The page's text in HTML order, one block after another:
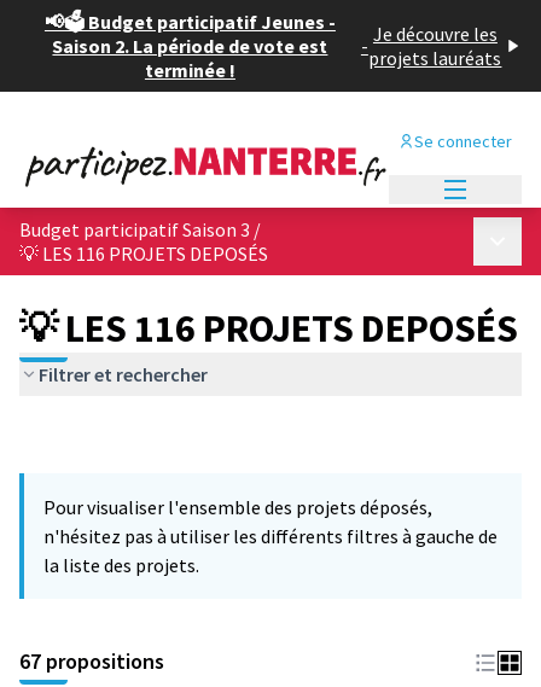
📢🗳️ Budget participatif Jeunes -
Saison 2. La période de vote est
terminée !
- Je découvre les
projets lauréats
Se connecter
Budget participatif Saison 3 /
💡 LES 116 PROJETS DEPOSÉS
💡 LES 116 PROJETS DEPOSÉS
Filtrer et rechercher
Pour visualiser l'ensemble des projets déposés,
n'hésitez pas à utiliser les différents filtres à gauche de
la liste des projets.
67 propositions